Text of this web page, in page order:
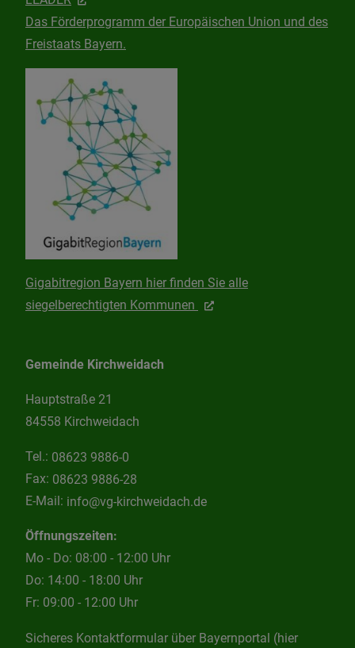
Das Förderprogramm der Europäischen Union und des
Freistaats Bayern.
Gigabitregion Bayern hier finden Sie alle
siegelberechtigten Kommunen
Gemeinde Kirchweidach
Hauptstraße 21
84558 Kirchweidach
Tel.: 08623 9886-0
Fax: 08623 9886-28
E-Mail: info@vg-kirchweidach.de
Öffnungszeiten:
Mo - Do: 08:00 - 12:00 Uhr
Do: 14:00 - 18:00 Uhr
Fr: 09:00 - 12:00 Uhr
Sicheres Kontaktformular über Bayernportal (hier